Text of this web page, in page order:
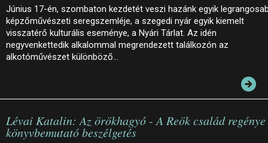
Június 17-én, szombaton kezdetét veszi hazánk egyik
képzőművészeti seregszemléje, a szegedi nyár egyik kiemelt
visszatérő kulturális eseménye, a Nyári Tárlat. Az idén
negyvenkettedik alkalommal megrendezett találkozón az
alkotóművészet különböző…
Lévai Katalin: Az örökhagyó - A Reök család
könyvbemutató beszélgetés